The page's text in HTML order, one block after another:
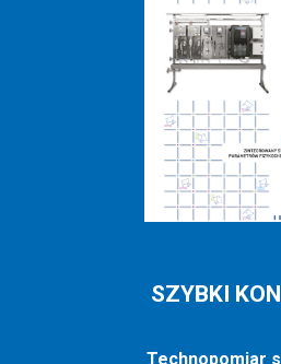
SZYBKI
Technopomiar